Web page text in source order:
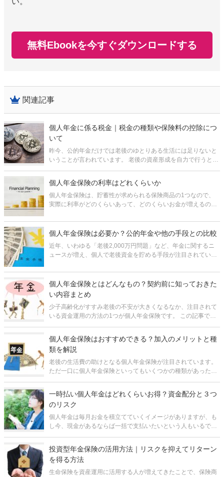
無料Ebookを今すぐダウンロードする
関連記事
個人年金に係る税金｜税金の種類や保険料の控除につ
いて
昨今、公的年金だけでは老後のゆとりある生活には足りないと
いうことが言われています。 老後の資産形成を自力で行うとい
心が強くなってきている方も多いのではないでしょうか。 自力
での資産形成に用
個人年金保険の利率はどれくらいか
個人年金保険は、貯蓄性が求められる保険商品の1つなので、
実際に利率がどのくらいあって、どのくらいお金が増えるのか
金の3つの種類ごとに、それぞれ利率がどれくらいあるか、チ
ェックしておきたいポイン
個人年金保険は必要か？公的年金や他の手段との比較
近年、いわゆる「老後2,000万円問題」など、年金に関するニ
ュースが増え、個人で老後資金を貯める手段が注目されていま
保険です。 しかし、最近ではiDecoをはじめとして、他にも
様々な制度
個人年金保険とはどんなもの？契約前に知っておきた
い内容まとめ
少子高齢化がすすみ老後の不安が大きくなるなか、注目されて
いる資金運用の方法の1つが個人年金保険です。 この記事で
く比較されるiDeCoとの違いなど、契約前に知っておきたいこ
とをまとめて解説してい
個人年金保険はおすすめできる？加入のメリットと種
類を解説
老後の生活費の助けとなる個人年金保険が注目されています。
ただ一口に個人年金保険といってもいくつかの種類があったり
険はおすすめの商品なのか、どれがおすすめなのか分からない
方も多いことでし
一時払い個人年金はどれくらいお得？資金配分と３つ
のリスク
個人年金は毎月お金を積立てていくイメージがありますが、も
し今、現金があるならば一括で支払いたいという人もいるでし
論からお伝えすると一括で支払うとお得になります。個人年金
に限らず、生命保険全般で
投資型年金保険の活用方法｜リスクを抑えてリターン
を得る方法
生命保険を資産運用に活用する人が増えてきたことで、保険商